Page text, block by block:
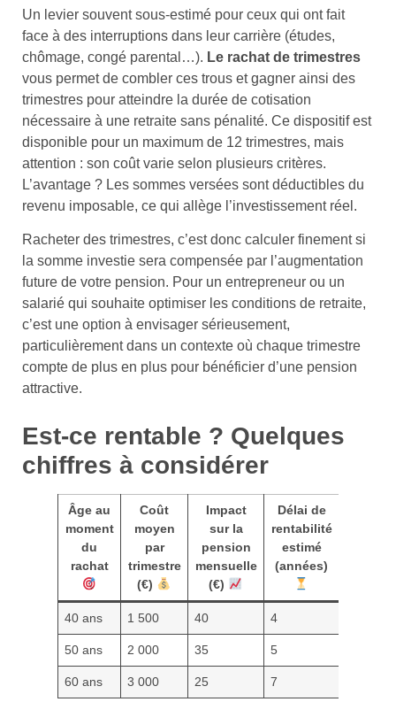
Un levier souvent sous-estimé pour ceux qui ont fait
face à des interruptions dans leur carrière (études,
chômage, congé parental…). Le rachat de trimestres
vous permet de combler ces trous et gagner ainsi des
trimestres pour atteindre la durée de cotisation
nécessaire à une retraite sans pénalité. Ce dispositif est
disponible pour un maximum de 12 trimestres, mais
attention : son coût varie selon plusieurs critères.
L’avantage ? Les sommes versées sont déductibles du
revenu imposable, ce qui allège l’investissement réel.
Racheter des trimestres, c’est donc calculer finement si
la somme investie sera compensée par l’augmentation
future de votre pension. Pour un entrepreneur ou un
salarié qui souhaite optimiser les conditions de retraite,
c’est une option à envisager sérieusement,
particulièrement dans un contexte où chaque trimestre
compte de plus en plus pour bénéficier d’une pension
attractive.
Est-ce rentable ? Quelques
chiffres à considérer
Âge au
moment
du
rachat
Coût
moyen
par
trimestre
(€)
Impact
sur la
pension
mensuelle
(€)
Délai de
rentabilité
estimé
(années)
40 ans 1 500 40 4
50 ans 2 000 35 5
60 ans 3 000 25 7